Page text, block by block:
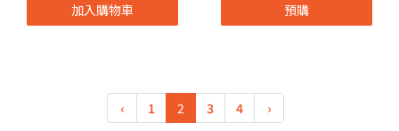
加入購物車 預購
‹ 1 2 3 4 ›